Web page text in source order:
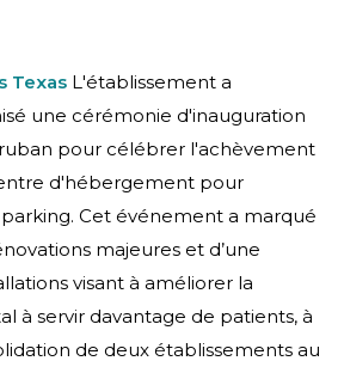
Texas L'établissement a
une cérémonie d'inauguration
pour célébrer l'achèvement
d'hébergement pour
Cet événement a marqué
majeures et d’une
visant à améliorer la
à servir davantage de patients, à
de deux établissements au